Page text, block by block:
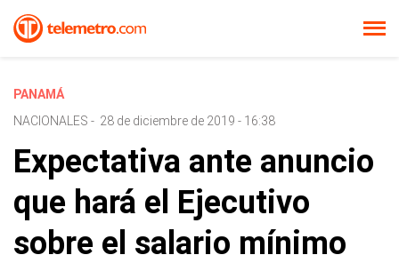
PANAMÁ
NACIONALES - 28 de diciembre de 2019 - 16:38
Expectativa ante anuncio
que hará el Ejecutivo
sobre el salario mínimo